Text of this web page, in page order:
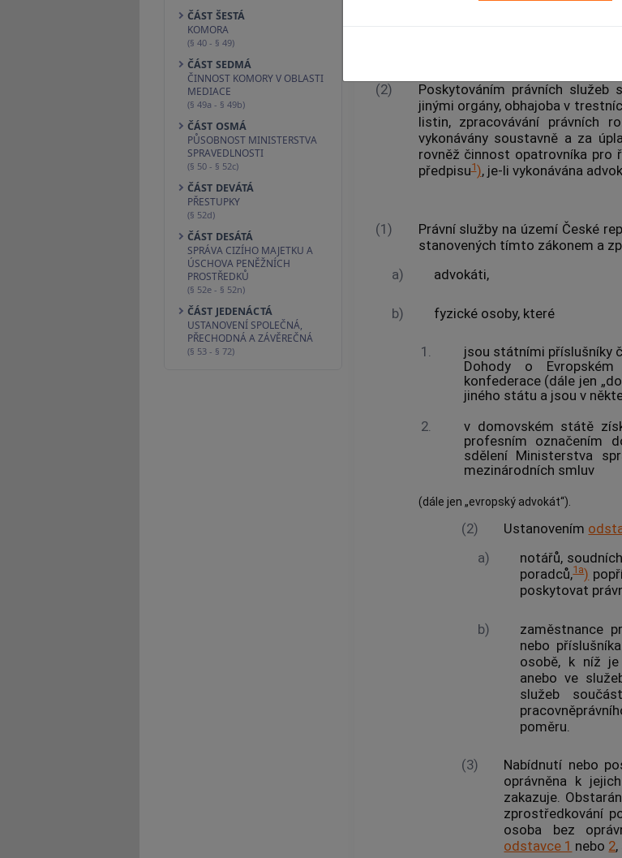
ČÁST ŠESTÁ
KOMORA
(§ 40 - § 49)
ČÁST SEDMÁ
ČINNOST KOMORY V OBLASTI
MEDIACE
(§ 49a - § 49b)
ČÁST OSMÁ
PŮSOBNOST MINISTERSTVA
SPRAVEDLNOSTI
(§ 50 - § 52c)
ČÁST DEVÁTÁ
PŘESTUPKY
(§ 52d)
ČÁST DESÁTÁ
SPRÁVA CIZÍHO MAJETKU A
ÚSCHOVA PENĚŽNÍCH
PROSTŘEDKŮ
(§ 52e - § 52n)
ČÁST JEDENÁCTÁ
USTANOVENÍ SPOLEČNÁ,
PŘECHODNÁ A ZÁVĚREČNÁ
(§ 53 - § 72)
Tento zákon upravuje
(2)
Poskytováním právních služeb
jinými orgány, obhajoba v
listin, zpracovávání právních
vykonávány soustavně a za
rovněž činnost opatrovníka pro
předpisu1), je-li vykonávána
(1)
Právní služby na území České
stanovených tímto zákonem a
a)
advokáti,
b) fyzické osoby, které
1.
jsou státními příslušníky
Dohody o
konfederace (dále jen
jiného státu a jsou v
2.
v domovském státě
profesním označením
sdělení Ministerstva
mezinárodních smluv
(dále jen „evropský advokát“).
(2) Ustanovením
a)
notářů,
poradců,1a)
poskytovat
b)
zaměstnance
nebo
osobě, k níž je
anebo ve
služeb
poměru.
(3) Nabídnutí nebo
oprávněna k
zakazuje.
zprostředkování
osoba bez
odstavce 1 nebo 2